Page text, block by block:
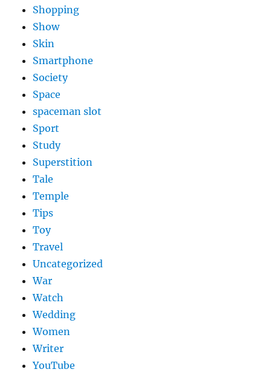
Shopping
Show
Skin
Smartphone
Society
Space
spaceman slot
Sport
Study
Superstition
Tale
Temple
Tips
Toy
Travel
Uncategorized
War
Watch
Wedding
Women
Writer
YouTube